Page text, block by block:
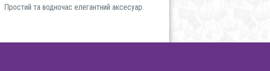
Простий та водночас елегантний аксесуар.